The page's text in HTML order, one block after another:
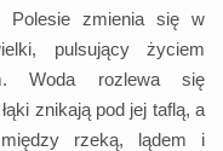
Polesie zmienia się w
pulsujący życiem
Woda rozlewa się
znikają pod jej taflą, a
rzeką, lądem i